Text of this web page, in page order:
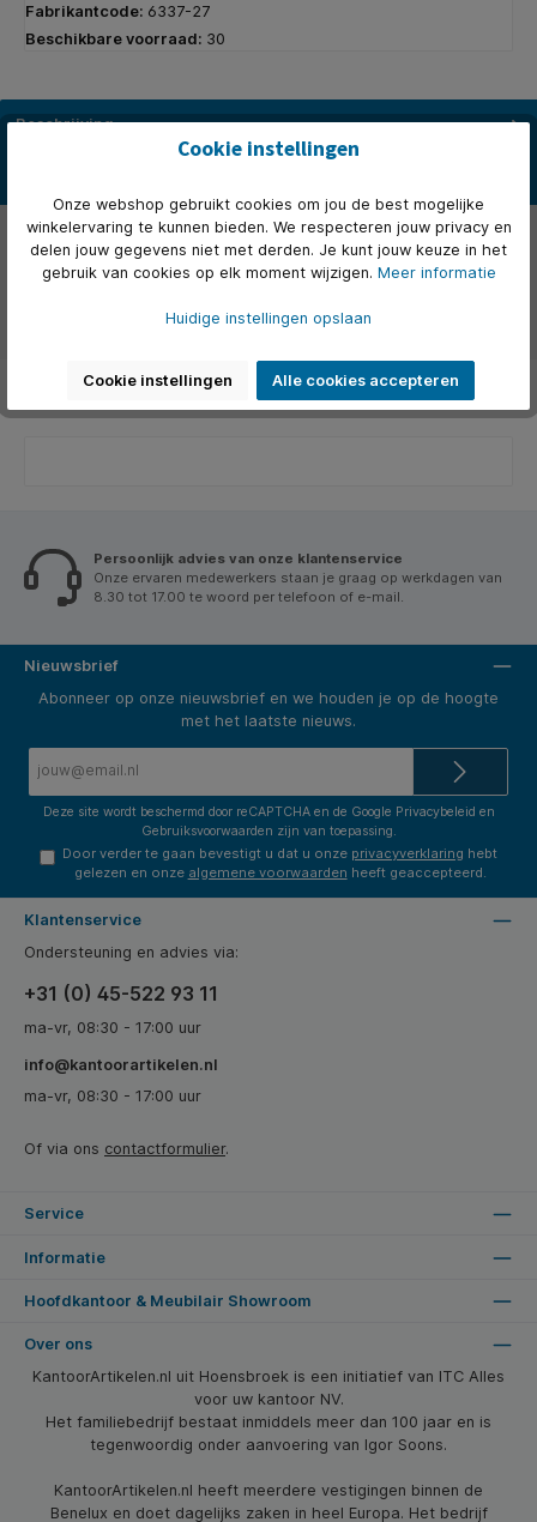
Fabrikantcode: 6337-27
Beschikbare voorraad: 30
Beschrijving
* Pocket jaardoos 1 week per 2 pagina's. * Bij de jaardoos krijgt u
Eigenschappen
Over het merk
Persoonlijk advies van onze klantenservice
Onze ervaren medewerkers staan je graag op werkdagen van
8.30 tot 17.00 te woord per telefoon of e-mail.
Nieuwsbrief
Abonneer op onze nieuwsbrief en we houden je op de hoogte
met het laatste nieuws.
Deze site wordt beschermd door reCAPTCHA en de Google Privacybeleid en
Gebruiksvoorwaarden zijn van toepassing.
Door verder te gaan bevestigt u dat u onze privacyverklaring hebt
gelezen en onze algemene voorwaarden heeft geaccepteerd.
Klantenservice
Ondersteuning en advies via:
+31 (0) 45-522 93 11
ma-vr, 08:30 - 17:00 uur
info@kantoorartikelen.nl
ma-vr, 08:30 - 17:00 uur
Of via ons contactformulier.
Service
Informatie
Hoofdkantoor & Meubilair Showroom
Over ons
KantoorArtikelen.nl uit Hoensbroek is een initiatief van ITC Alles
voor uw kantoor NV.
Het familiebedrijf bestaat inmiddels meer dan 100 jaar en is
tegenwoordig onder aanvoering van Igor Soons.
KantoorArtikelen.nl heeft meerdere vestigingen binnen de
Benelux en doet dagelijks zaken in heel Europa. Het bedrijf
Cookie instellingen
Onze webshop gebruikt cookies om jou de best mogelijke
winkelervaring te kunnen bieden. We respecteren jouw privacy en
delen jouw gegevens niet met derden. Je kunt jouw keuze in het
gebruik van cookies op elk moment wijzigen. Meer informatie
Huidige instellingen opslaan
Cookie instellingen Alle cookies accepteren